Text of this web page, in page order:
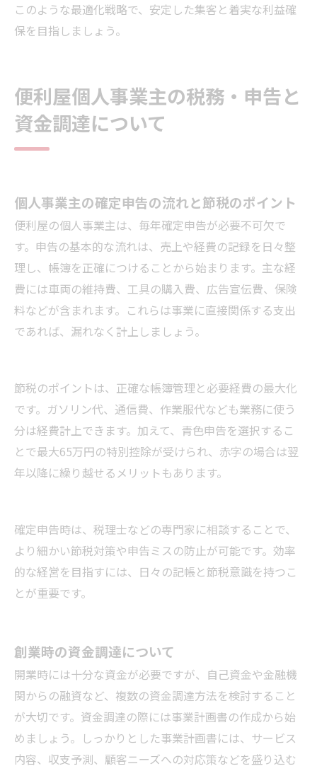
このような最適化戦略で、安定した集客と着実な利益確
保を目指しましょう。
便利屋個人事業主の税務・申告と
資金調達について
個人事業主の確定申告の流れと節税のポイント
便利屋の個人事業主は、毎年確定申告が必要不可欠で
す。申告の基本的な流れは、売上や経費の記録を日々整
理し、帳簿を正確につけることから始まります。主な経
費には車両の維持費、工具の購入費、広告宣伝費、保険
料などが含まれます。これらは事業に直接関係する支出
であれば、漏れなく計上しましょう。
節税のポイントは、正確な帳簿管理と必要経費の最大化
です。ガソリン代、通信費、作業服代なども業務に使う
分は経費計上できます。加えて、青色申告を選択するこ
とで最大65万円の特別控除が受けられ、赤字の場合は翌
年以降に繰り越せるメリットもあります。
確定申告時は、税理士などの専門家に相談することで、
より細かい節税対策や申告ミスの防止が可能です。効率
的な経営を目指すには、日々の記帳と節税意識を持つこ
とが重要です。
創業時の資金調達について
開業時には十分な資金が必要ですが、自己資金や金融機
関からの融資など、複数の資金調達方法を検討すること
が大切です。資金調達の際には事業計画書の作成から始
めましょう。しっかりとした事業計画書には、サービス
内容、収支予測、顧客ニーズへの対応策などを盛り込む